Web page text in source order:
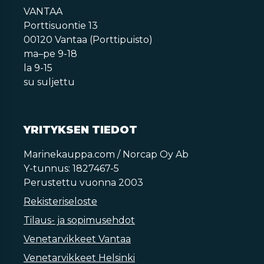
VANTAA
Porttisuontie 13
00120 Vantaa (Porttipuisto)
ma–pe 9-18
la 9-15
su suljettu
YRITYKSEN TIEDOT
Marinekauppa.com / Norcap Oy Ab
Y-tunnus: 1827467-5
Perustettu vuonna 2003
Rekisteriseloste
Tilaus- ja sopimusehdot
Venetarvikkeet Vantaa
Venetarvikkeet Helsinki